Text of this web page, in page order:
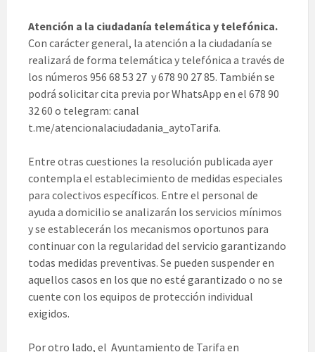
Atención a la ciudadanía telemática y telefónica.
Con carácter general, la atención a la ciudadanía se
realizará de forma telemática y telefónica a través de
los números 956 68 53 27 y 678 90 27 85. También se
podrá solicitar cita previa por WhatsApp en el 678 90
32 60 o telegram: canal
t.me/atencionalaciudadania_aytoTarifa.
Entre otras cuestiones la resolución publicada ayer
contempla el establecimiento de medidas especiales
para colectivos específicos. Entre el personal de
ayuda a domicilio se analizarán los servicios mínimos
y se establecerán los mecanismos oportunos para
continuar con la regularidad del servicio garantizando
todas medidas preventivas. Se pueden suspender en
aquellos casos en los que no esté garantizado o no se
cuente con los equipos de protección individual
exigidos.
Por otro lado, el Ayuntamiento de Tarifa en